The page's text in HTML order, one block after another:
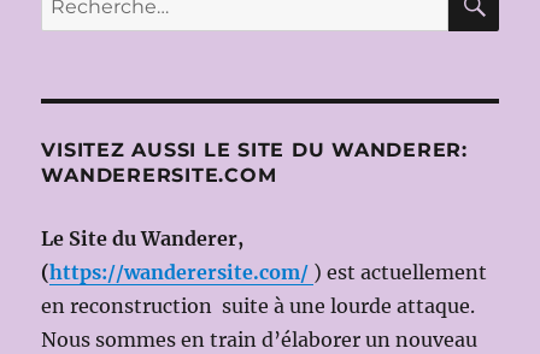
MÉLISANDE
de
le
JUILLET
2016
Esa-
SALONEN;
ms
en
pour :
VISITEZ AUSSI LE SITE DU WANDERER:
WANDERERSITE.COM
Le Site du Wanderer,
(https://wanderersite.com/ ) est actuellement
en reconstruction suite à une lourde attaque.
Nous sommes en train d’élaborer un nouveau